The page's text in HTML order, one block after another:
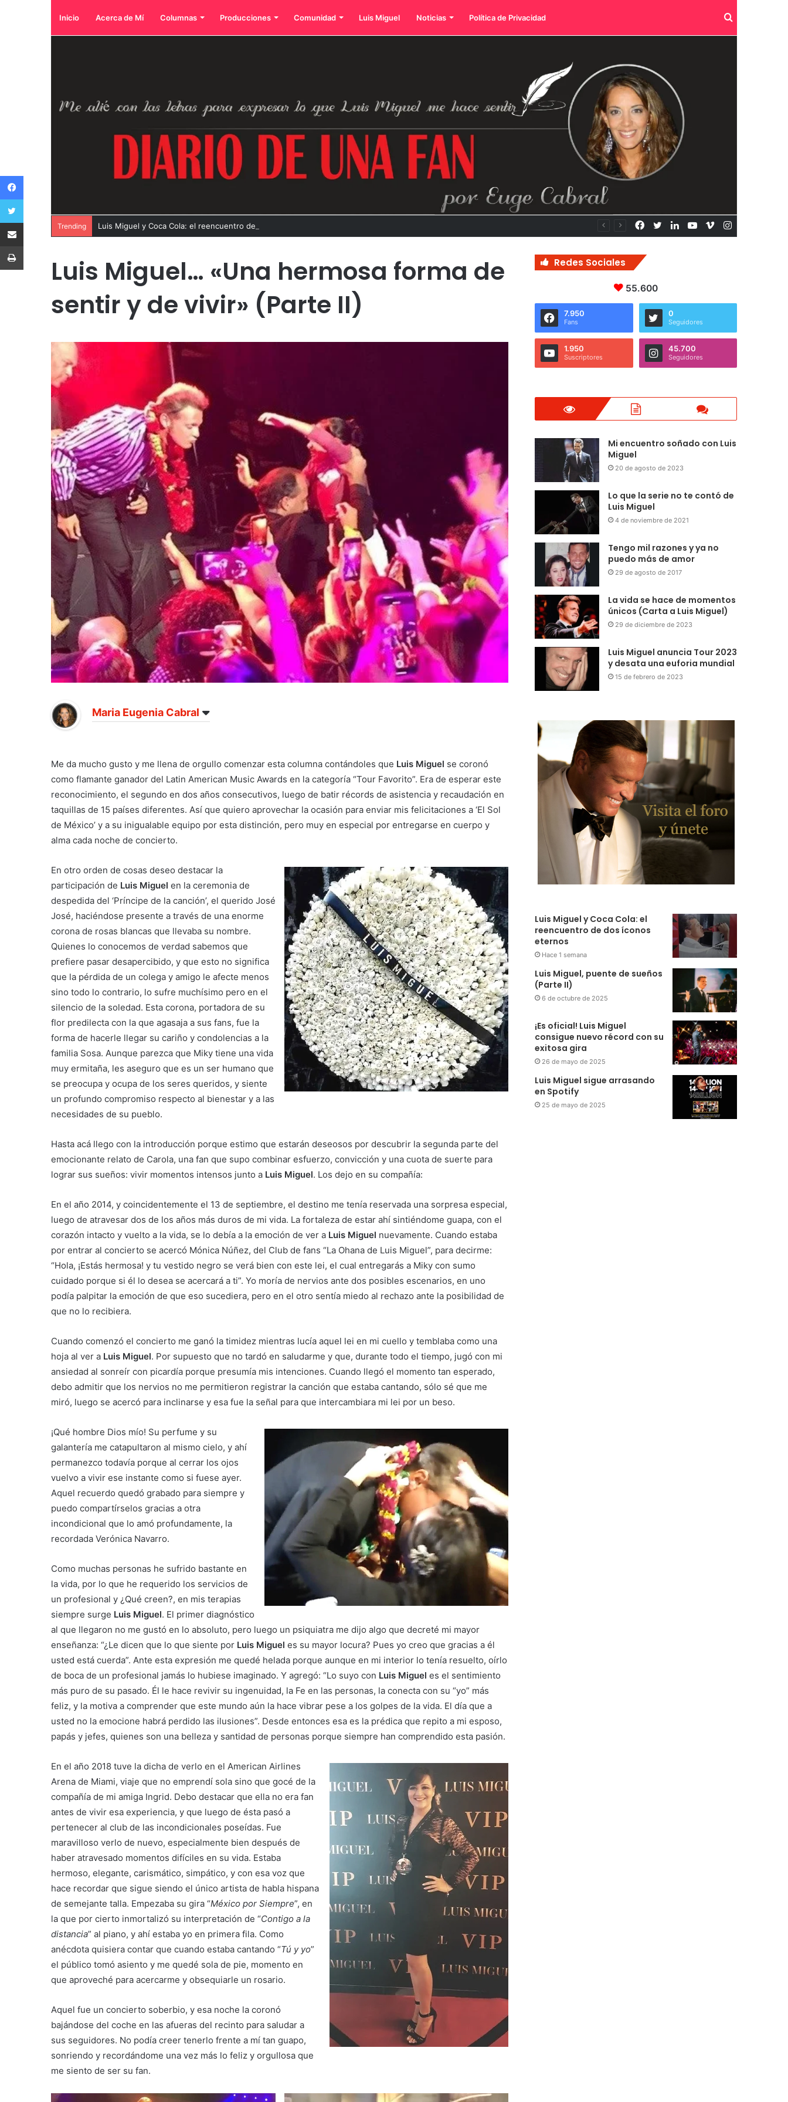
Inicio Acerca de Mí Columnas Producciones Comunidad Luis Miguel Noticias Política de Privacidad Buscar
Trending Luis Miguel y Coca Cola: el reencuentro de dos íconos eternos Instagram
Vimeo
YouTube
LinkedIn
Twitter
Facebook
Luis Miguel… «Una hermosa forma de
sentir y de vivir» (Parte II)
Maria Eugenia Cabral
Me da mucho gusto y me llena de orgullo comenzar esta columna contándoles que Luis Miguel se coronó
como flamante ganador del Latin American Music Awards en la categoría “Tour Favorito”. Era de esperar este
reconocimiento, el segundo en dos años consecutivos, luego de batir récords de asistencia y recaudación en
taquillas de 15 países diferentes. Así que quiero aprovechar la ocasión para enviar mis felicitaciones a ‘El Sol
de México’ y a su inigualable equipo por esta distinción, pero muy en especial por entregarse en cuerpo y
alma cada noche de concierto.
En otro orden de cosas deseo destacar la
participación de Luis Miguel en la ceremonia de
despedida del ‘Príncipe de la canción’, el querido José
José, haciéndose presente a través de una enorme
corona de rosas blancas que llevaba su nombre.
Quienes lo conocemos de verdad sabemos que
prefiere pasar desapercibido, y que esto no significa
que la pérdida de un colega y amigo le afecte menos
sino todo lo contrario, lo sufre muchísimo pero en el
silencio de la soledad. Esta corona, portadora de su
flor predilecta con la que agasaja a sus fans, fue la
forma de hacerle llegar su cariño y condolencias a la
familia Sosa. Aunque parezca que Miky tiene una vida
muy ermitaña, les aseguro que es un ser humano que
se preocupa y ocupa de los seres queridos, y siente
un profundo compromiso respecto al bienestar y a las
necesidades de su pueblo.
Hasta acá llego con la introducción porque estimo que estarán deseosos por descubrir la segunda parte del
emocionante relato de Carola, una fan que supo combinar esfuerzo, convicción y una cuota de suerte para
lograr sus sueños: vivir momentos intensos junto a Luis Miguel. Los dejo en su compañía:
En el año 2014, y coincidentemente el 13 de septiembre, el destino me tenía reservada una sorpresa especial,
luego de atravesar dos de los años más duros de mi vida. La fortaleza de estar ahí sintiéndome guapa, con el
corazón intacto y vuelto a la vida, se lo debía a la emoción de ver a Luis Miguel nuevamente. Cuando estaba
por entrar al concierto se acercó Mónica Núñez, del Club de fans “La Ohana de Luis Miguel”, para decirme:
“Hola, ¡Estás hermosa! y tu vestido negro se verá bien con este lei, el cual entregarás a Miky con sumo
cuidado porque si él lo desea se acercará a ti”. Yo moría de nervios ante dos posibles escenarios, en uno
podía palpitar la emoción de que eso sucediera, pero en el otro sentía miedo al rechazo ante la posibilidad de
que no lo recibiera.
Cuando comenzó el concierto me ganó la timidez mientras lucía aquel lei en mi cuello y temblaba como una
hoja al ver a Luis Miguel. Por supuesto que no tardó en saludarme y que, durante todo el tiempo, jugó con mi
ansiedad al sonreír con picardía porque presumía mis intenciones. Cuando llegó el momento tan esperado,
debo admitir que los nervios no me permitieron registrar la canción que estaba cantando, sólo sé que me
miró, luego se acercó para inclinarse y esa fue la señal para que intercambiara mi lei por un beso.
¡Qué hombre Dios mío! Su perfume y su
galantería me catapultaron al mismo cielo, y ahí
permanezco todavía porque al cerrar los ojos
vuelvo a vivir ese instante como si fuese ayer.
Aquel recuerdo quedó grabado para siempre y
puedo compartírselos gracias a otra
incondicional que lo amó profundamente, la
recordada Verónica Navarro.
Como muchas personas he sufrido bastante en
la vida, por lo que he requerido los servicios de
un profesional y ¿Qué creen?, en mis terapias
siempre surge Luis Miguel. El primer diagnóstico
al que llegaron no me gustó en lo absoluto, pero luego un psiquiatra me dijo algo que decreté mi mayor
enseñanza: “¿Le dicen que lo que siente por Luis Miguel es su mayor locura? Pues yo creo que gracias a él
usted está cuerda”. Ante esta expresión me quedé helada porque aunque en mi interior lo tenía resuelto, oírlo
de boca de un profesional jamás lo hubiese imaginado. Y agregó: “Lo suyo con Luis Miguel es el sentimiento
más puro de su pasado. Él le hace revivir su ingenuidad, la Fe en las personas, la conecta con su “yo” más
feliz, y la motiva a comprender que este mundo aún la hace vibrar pese a los golpes de la vida. El día que a
usted no la emocione habrá perdido las ilusiones”. Desde entonces esa es la prédica que repito a mi esposo,
papás y jefes, quienes son una belleza y santidad de personas porque siempre han comprendido esta pasión.
En el año 2018 tuve la dicha de verlo en el American Airlines
Arena de Miami, viaje que no emprendí sola sino que gocé de la
compañía de mi amiga Ingrid. Debo destacar que ella no era fan
antes de vivir esa experiencia, y que luego de ésta pasó a
pertenecer al club de las incondicionales poseídas. Fue
maravilloso verlo de nuevo, especialmente bien después de
haber atravesado momentos difíciles en su vida. Estaba
hermoso, elegante, carismático, simpático, y con esa voz que
hace recordar que sigue siendo el único artista de habla hispana
de semejante talla. Empezaba su gira “México por Siempre”, en
la que por cierto inmortalizó su interpretación de “Contigo a la
distancia” al piano, y ahí estaba yo en primera fila. Como
anécdota quisiera contar que cuando estaba cantando “Tú y yo”
el público tomó asiento y me quedé sola de pie, momento en
que aproveché para acercarme y obsequiarle un rosario.
Aquel fue un concierto soberbio, y esa noche la coronó
bajándose del coche en las afueras del recinto para saludar a
sus seguidores. No podía creer tenerlo frente a mí tan guapo,
sonriendo y recordándome una vez más lo feliz y orgullosa que
me siento de ser su fan.
Redes Sociales
55.600
7.950
Fans
0
Seguidores
1.950
Suscriptores
45.700
Seguidores
Mi encuentro soñado con Luis
Miguel
20 de agosto de 2023
Lo que la serie no te contó de
Luis Miguel
4 de noviembre de 2021
Tengo mil razones y ya no
puedo más de amor
29 de agosto de 2017
La vida se hace de momentos
únicos (Carta a Luis Miguel)
29 de diciembre de 2023
Luis Miguel anuncia Tour 2023
y desata una euforia mundial
15 de febrero de 2023
Luis Miguel y Coca Cola: el
reencuentro de dos íconos
eternos
Hace 1 semana
Luis Miguel, puente de sueños
(Parte II)
6 de octubre de 2025
¡Es oficial! Luis Miguel
consigue nuevo récord con su
exitosa gira
26 de mayo de 2025
Luis Miguel sigue arrasando
en Spotify
25 de mayo de 2025
Facebook
Twitter
Compartir por correo electrónico